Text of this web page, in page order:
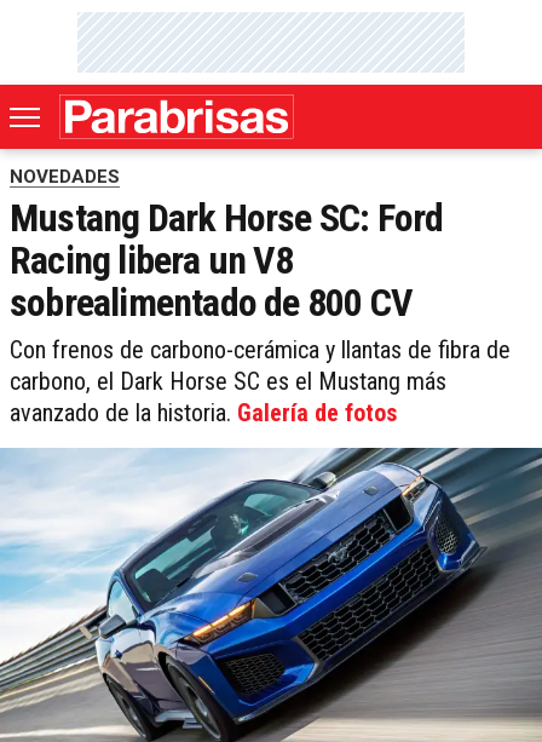
NOVEDADES
Mustang Dark Horse SC: Ford
Racing libera un V8
sobrealimentado de 800 CV
Con frenos de carbono-cerámica y llantas de fibra de
carbono, el Dark Horse SC es el Mustang más
avanzado de la historia. Galería de fotos